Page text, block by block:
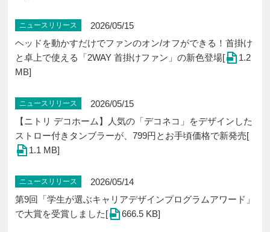
ニュースリリース
2026/05/15
ヘッドを動かすだけでファンのオン/オフができる！首掛け
と卓上で使える「2WAY 首掛けファン」の新色登場[
1.2
MB]
ニュースリリース
2026/05/15
【ニトリ デコホーム】人気の「デコネコ」をデザインした
ストロー付きタンブラーが、799円とお手頃価格で新発売[
1.1 MB]
ニュースリリース
2026/05/14
第9回「学生が選ぶキャリアデザインプログラムアワード」
で大賞を受賞しました[
666.5 KB]